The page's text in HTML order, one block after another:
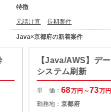
特徴
元請け直 長期案件
Java×京都府の新着案件
【Java/AWS】デ
システム刷新
単 価：68万円～73万円
勤務地： 京都府